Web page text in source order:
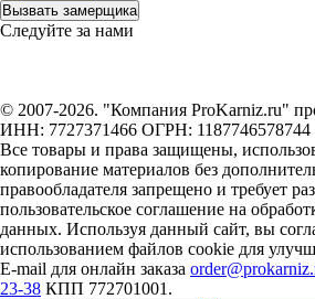
Вызвать замерщика
Следуйте за нами
© 2007-2026. "Компания ProKarniz.ru"
ИНН: 7727371466 ОГРН: 1187746578744
Все товары и права защищены,
копирование материалов без
правообладателя запрещено и требует
пользовательское соглашение на
данных. Используя данный сайт, вы
использованием файлов cookie для
E-mail для онлайн заказа
23-38 КПП 772701001.